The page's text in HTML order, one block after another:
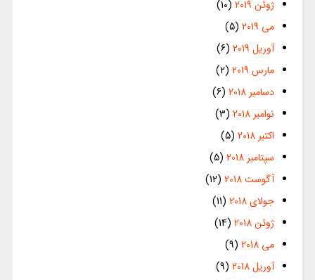
ژوئن 2019
(10)
می 2019
(5)
آوریل 2019
(6)
مارس 2019
(2)
دسامبر 2018
(6)
نوامبر 2018
(3)
اکتبر 2018
(5)
سپتامبر 2018
(5)
آگوست 2018
(12)
جولای 2018
(11)
ژوئن 2018
(14)
می 2018
(9)
آوریل 2018
(9)